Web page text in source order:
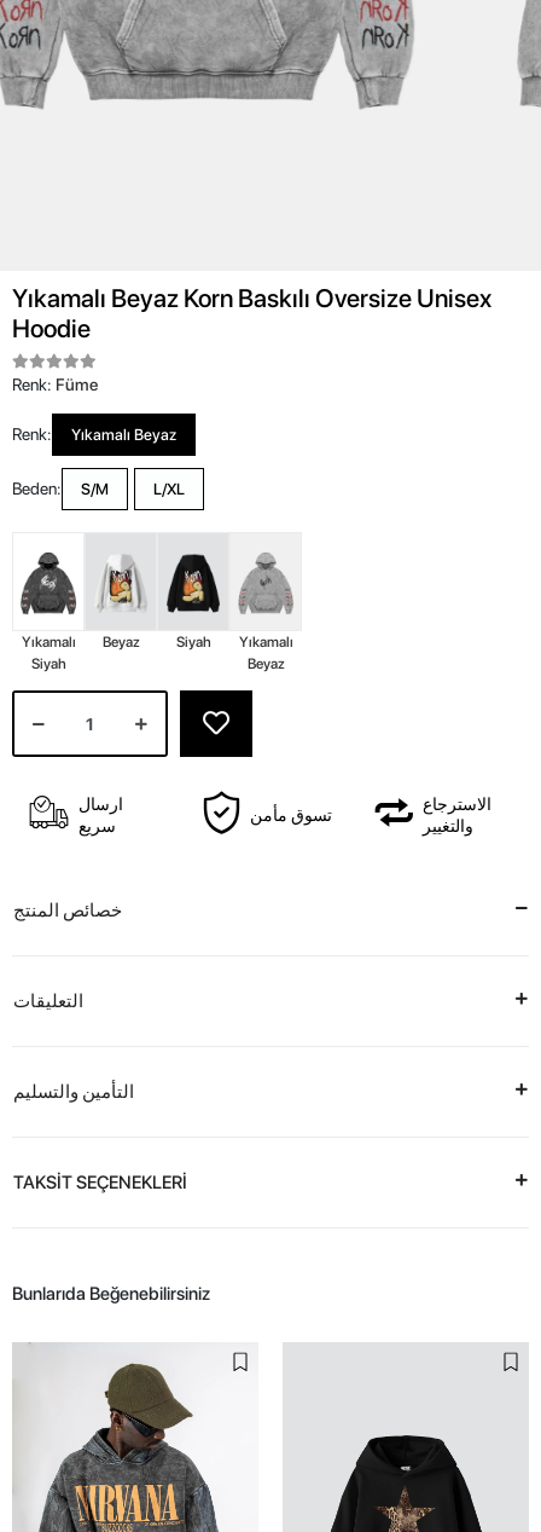
Yıkamalı Beyaz Korn Baskılı Oversize Unisex
Hoodie
Renk: Füme
Renk: Yıkamalı Beyaz
Beden: S/M L/XL
Yıkamalı
Siyah
Beyaz Siyah
Yıkamalı
Beyaz
ارسال
سريع
تسوق مأمن
الاسترجاع
والتغيير
خصائص المنتج
التعليقات
التأمين والتسليم
TAKSİT SEÇENEKLERİ
Bunlarıda Beğenebilirsiniz